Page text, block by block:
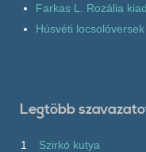
Farkas L. Rozália
Húsvéti locsolóversek
Legtöbb
1
Szirkó kutya